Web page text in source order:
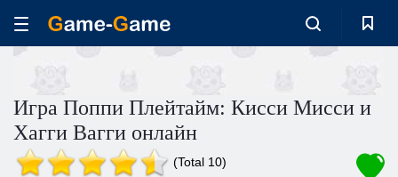
Игра Поппи Плейтайм: Кисси Мисси и
Хагги Вагги онлайн
(Total 10)